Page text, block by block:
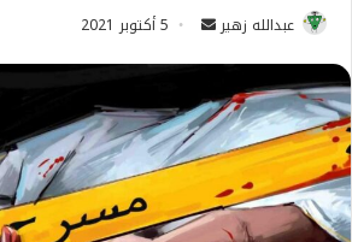
عبدالله زهير
d
a
n
e
m
5 أكتوبر 2021